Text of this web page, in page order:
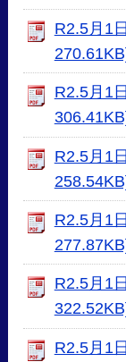
R2.5月1
R2.5月1
R2.5月1
R2.5月1
R2.5月1
R2.5月1